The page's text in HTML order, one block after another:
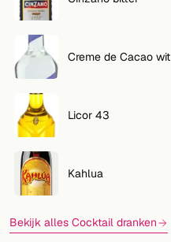
Creme de Cacao wit
Licor 43
Kahlua
Bekijk alles Cocktail dranken